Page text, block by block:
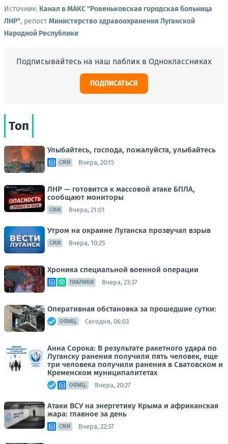
Источник: Канал в МАКС "Ровеньковская городская больница
ЛНР", репостМинистерство здравоохранения Луганской
Народной Республики
Подписывайтесь на наш паблик в Одноклассниках
ПОДПИСАТЬСЯ
Топ
Улыбайтесь, господа, пожалуйста, улыбайтесь
СМИ Вчера, 20:15
ЛНР — готовится к массовой атаке БПЛА,
сообщают мониторы
СМИ Вчера, 21:01
Утром на окраине Луганска прозвучал взрыв
СМИ Вчера, 10:25
Хроника специальной военной операции
ПАБЛИКИ Вчера, 23:37
Оперативная обстановка за прошедшие сутки:
ОФИЦ. Сегодня, 06:03
Анна Сорока: В результате ракетного удара по
Луганску ранения получили пять человек, еще
три человека получили ранения в Сватовском и
Кременском муниципалитетах
ОФИЦ. Вчера, 20:27
Атаки ВСУ на энергетику Крыма и африканская
жара: главное за день
СМИ Вчера, 22:37